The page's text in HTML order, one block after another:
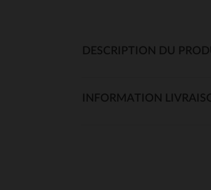
DESCRIPTION DU
INFORMATION